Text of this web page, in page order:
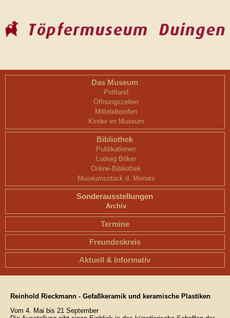
Das Museum
Pottland
Öffnungszeiten
Mittelalterofen
Kinder im Museum
Bibliothek
Publikationen
Ludwig Böker
Online-Bibliothek
Museumsstück d. Monats
Sonderausstellungen
Archiv
Termine
Freundeskreis
Aktuell & Informativ
Reinhold Rieckmann - Gefaßkeramik und keramische Plastiken
Vom 4. Mai bis 21 September